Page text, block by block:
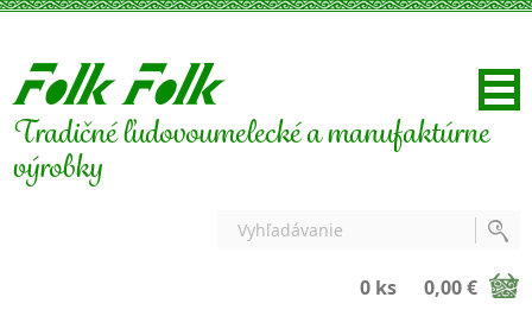
Tradičné ľudovoumelecké a manufaktúrne
výrobky
0 ks 0,00 €